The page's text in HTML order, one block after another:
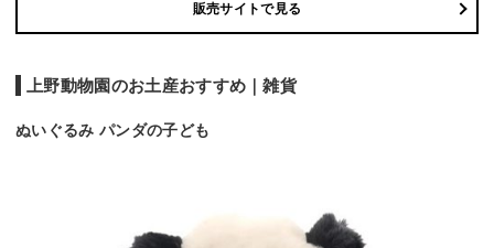
販売サイトで見る
上野動物園のお土産おすすめ｜雑貨
ぬいぐるみ パンダの子ども